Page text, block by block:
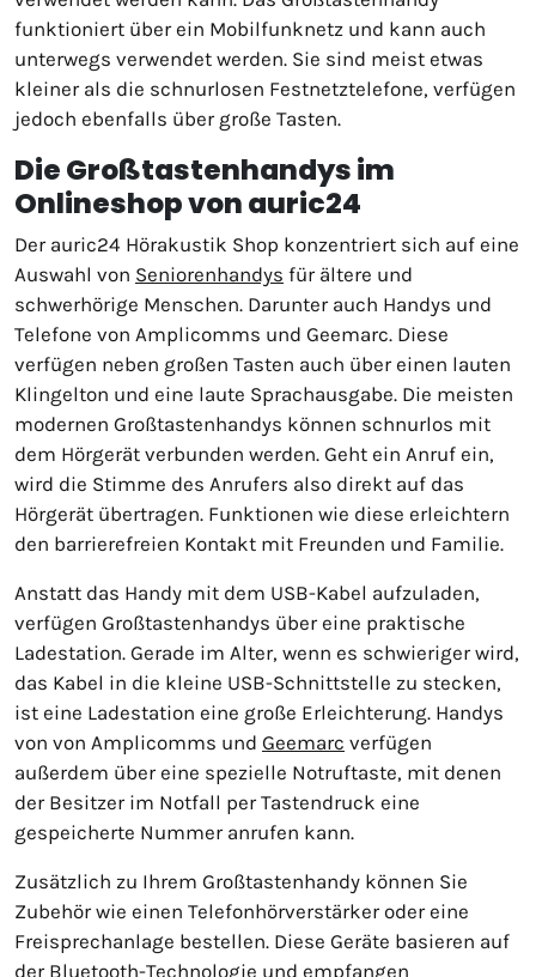
funktioniert über ein Mobilfunknetz und kann auch
unterwegs verwendet werden. Sie sind meist etwas
kleiner als die schnurlosen Festnetztelefone, verfügen
jedoch ebenfalls über große Tasten.
Die Großtastenhandys im
Onlineshop von auric24
Der auric24 Hörakustik Shop konzentriert sich auf eine
Auswahl von Seniorenhandys für ältere und
schwerhörige Menschen. Darunter auch Handys und
Telefone von Amplicomms und Geemarc. Diese
verfügen neben großen Tasten auch über einen lauten
Klingelton und eine laute Sprachausgabe. Die meisten
modernen Großtastenhandys können schnurlos mit
dem Hörgerät verbunden werden. Geht ein Anruf ein,
wird die Stimme des Anrufers also direkt auf das
Hörgerät übertragen. Funktionen wie diese erleichtern
den barrierefreien Kontakt mit Freunden und Familie.
Anstatt das Handy mit dem USB-Kabel aufzuladen,
verfügen Großtastenhandys über eine praktische
Ladestation. Gerade im Alter, wenn es schwieriger wird,
das Kabel in die kleine USB-Schnittstelle zu stecken,
ist eine Ladestation eine große Erleichterung. Handys
von von Amplicomms und Geemarc verfügen
außerdem über eine spezielle Notruftaste, mit denen
der Besitzer im Notfall per Tastendruck eine
gespeicherte Nummer anrufen kann.
Zusätzlich zu Ihrem Großtastenhandy können Sie
Zubehör wie einen Telefonhörverstärker oder eine
Freisprechanlage bestellen. Diese Geräte basieren auf
der Bluetooth-Technologie und empfangen